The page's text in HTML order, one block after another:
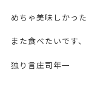
めちゃ美味しかっ
また食べたいです、
独り言庄司年一